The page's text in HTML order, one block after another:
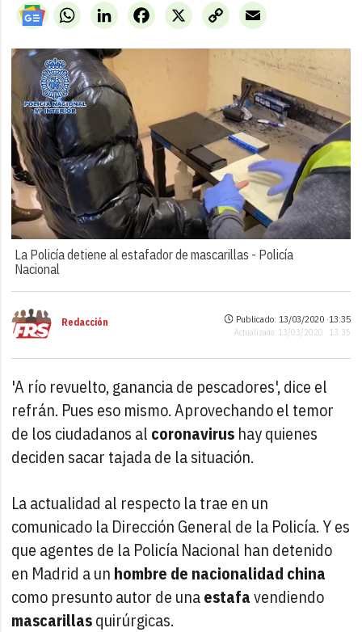
WhatsAppLinkedIn X
Facebook
Copy
Link
Email
La Policía detiene al estafador de mascarillas - Policía
Nacional
Redacción Publicado: 13/03/2020 ·13:35
Actualizado: 13/03/2020 · 13:35
'A río revuelto, ganancia de pescadores', dice el
refrán. Pues eso mismo. Aprovechando el temor
de los ciudadanos al coronavirus hay quienes
deciden sacar tajada de la situación.
La actualidad al respecto la trae en un
comunicado la Dirección General de la Policía. Y es
que agentes de la Policía Nacional han detenido
en Madrid a un hombre de nacionalidad china
como presunto autor de unaestafavendiendo
mascarillasquirúrgicas.